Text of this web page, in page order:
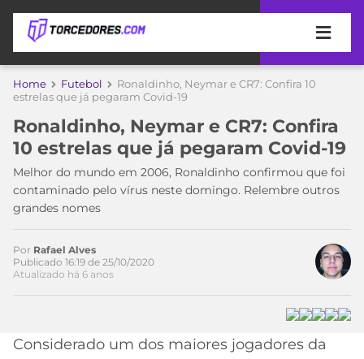
APOSTAS
DE
APOSTA
MELHORES
SITES
DE
APOSTAS
2026
BETBOOM
COPA
DO
MUNDO
MEU
TIME
PALMEIRAS
CAMPEONATOS
SÉRIE
ESPORTIVA
Home Futebol
Ronaldinho, Neymar e CR7: Confira 10
estrelas que já pegaram Covid-19
Ronaldinho, Neymar e CR7: Confira
10 estrelas que já pegaram Covid-19
Melhor do mundo em 2006, Ronaldinho confirmou que foi
contaminado pelo vírus neste domingo. Relembre outros
grandes nomes
Por Rafael Alves
Publicado 16:19 de 25/10/2020
Atualizado há 6 anos
Considerado um dos maiores jogadores da